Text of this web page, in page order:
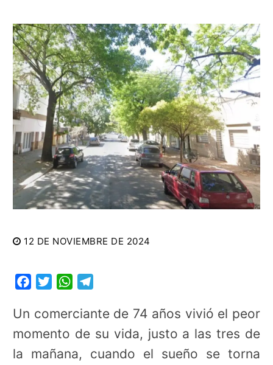
12 DE NOVIEMBRE DE 2024
FacebookTwitterWhatsApp
Un comerciante de 74 años vivió el peor
momento de su vida, justo a las tres de
la mañana, cuando el sueño se torna